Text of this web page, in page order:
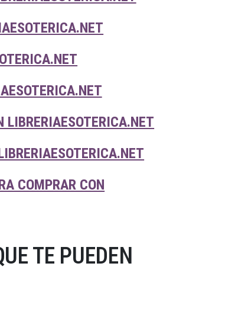
LIBRERIAESOTERICA.NET
COMPRAR CON
TE PUEDEN